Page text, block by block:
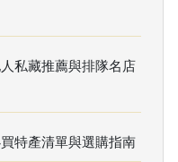
私藏推薦與排隊名店
特產清單與選購指南